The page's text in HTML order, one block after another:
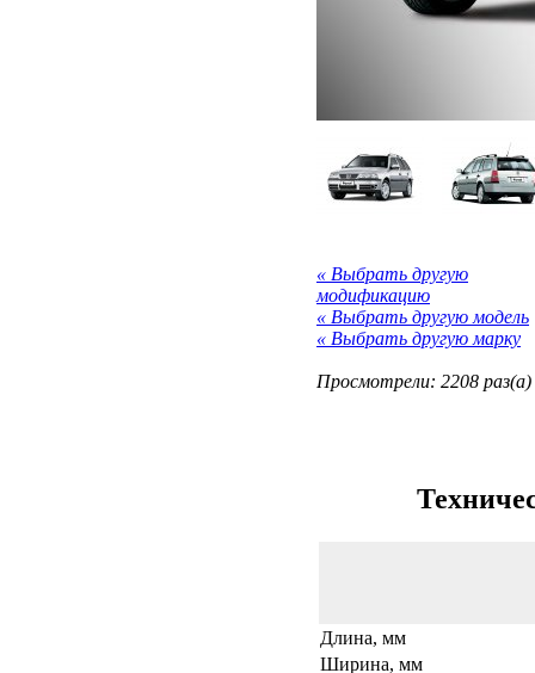
« Выбрать другую
модификацию
« Выбрать другую модель
« Выбрать другую марку
Просмотрели: 2208 раз(а)
Длина, мм
Ширина, мм